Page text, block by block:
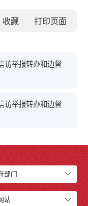
收藏
访举报转办和边督
访举报转办和边督
部门
站